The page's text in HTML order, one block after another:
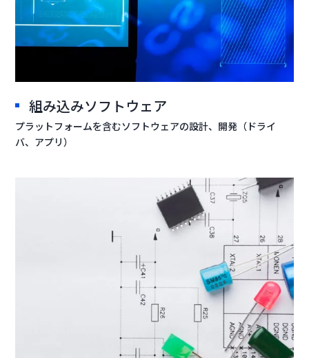
組み込みソフトウェア
プラットフォームを含むソフトウェアの設計、開発（ドライ
バ、アプリ）